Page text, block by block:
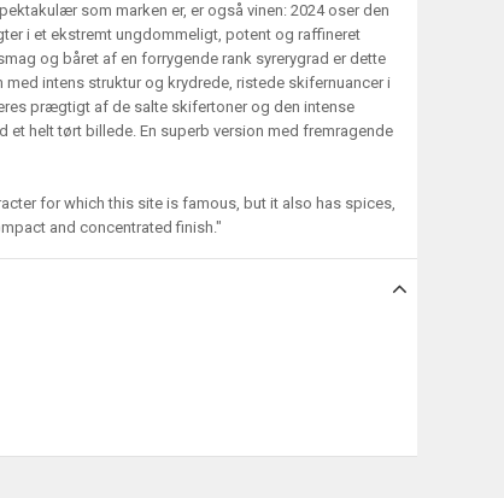
som marken er, er også vinen: 2024 oser den
i et ekstremt ungdommeligt, potent og raffineret
og båret af en forrygende rank syrerygrad er dette
intens struktur og krydrede, ristede skifernuancer i
prægtigt af de salte skifertoner og den intense
helt tørt billede. En superb version med fremragende
for which this site is famous, but it also has spices,
and concentrated finish."